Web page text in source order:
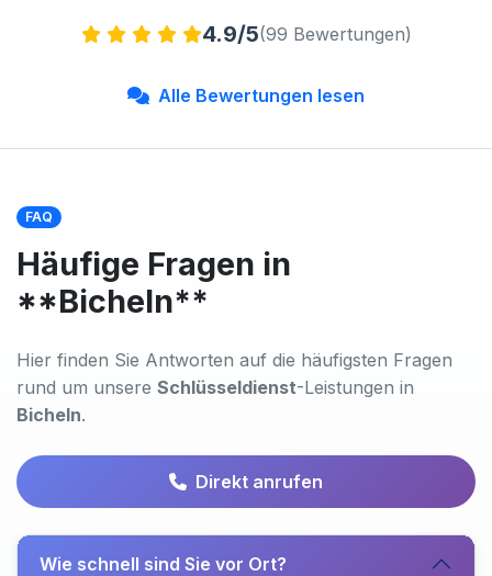
4.9/5(99 Bewertungen)
Alle Bewertungen lesen
FAQ
Häufige Fragen in
**Bicheln**
Hier finden Sie Antworten auf die häufigsten Fragen
rund um unsere Schlüsseldienst-Leistungen in
Bicheln.
Direkt anrufen
Wie schnell sind Sie vor Ort?